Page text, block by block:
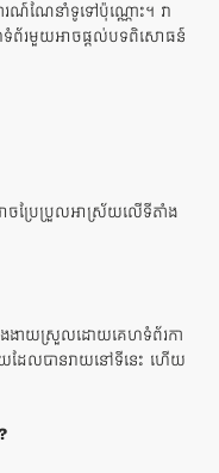
រណ៍ណែនាំទូទៅប៉ុណ្ណោះ។ វា
ហទំព័រមួយអាចផ្តល់បទពិសោធន៍
អាចប្រែប្រួលអាស្រ័យលើទីតាំង
និងងាយស្រួលដោយគេហទំព័រកា
ែលបានរាយនៅទីនេះ ហើយ